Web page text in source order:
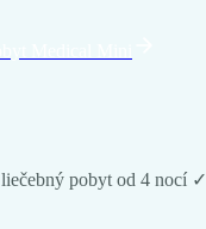
pobyt od 4 nocí